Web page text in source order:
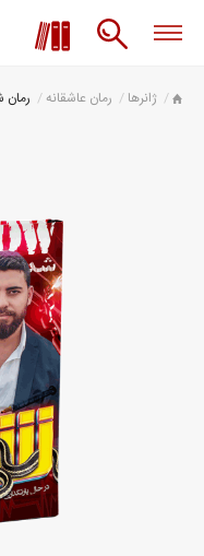
ژانرها رمان عاشقانه